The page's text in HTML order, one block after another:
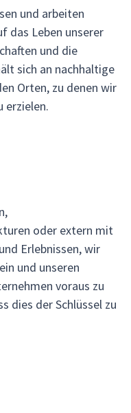
und arbeiten
das Leben unserer
und die
sich an nachhaltige
Orten, zu denen wir
erzielen.
oder extern mit
Erlebnissen, wir
und unseren
voraus zu
dies der Schlüssel zu